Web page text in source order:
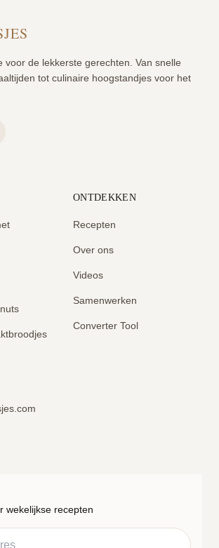
voor de lekkerste gerechten. Van snelle
tot culinaire hoogstandjes voor het
ONTDEKKEN
Recepten
Over ons
Videos
Samenwerken
Converter Tool
wekelijkse recepten